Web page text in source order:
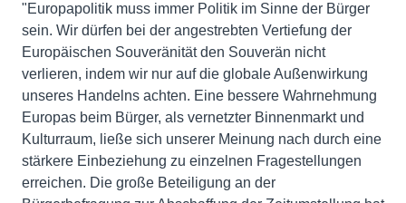
"Europapolitik muss immer Politik im Sinne der Bürger
sein. Wir dürfen bei der angestrebten Vertiefung der
Europäischen Souveränität den Souverän nicht
verlieren, indem wir nur auf die globale Außenwirkung
unseres Handelns achten. Eine bessere Wahrnehmung
Europas beim Bürger, als vernetzter Binnenmarkt und
Kulturraum, ließe sich unserer Meinung nach durch eine
stärkere Einbeziehung zu einzelnen Fragestellungen
erreichen. Die große Beteiligung an der